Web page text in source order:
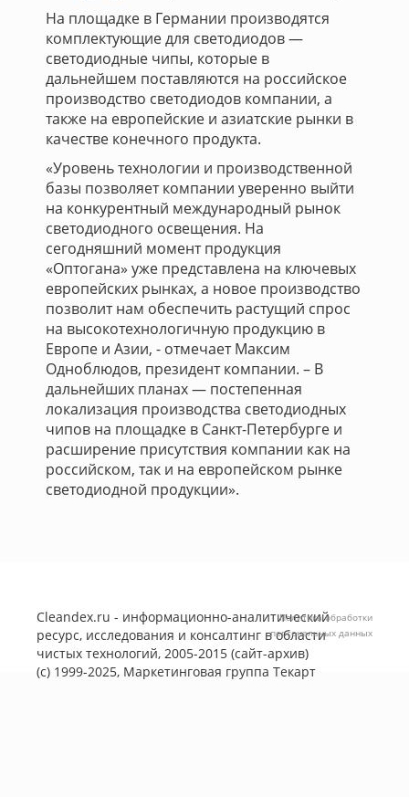
На площадке в Германии производятся
комплектующие для светодиодов —
светодиодные чипы, которые в
дальнейшем поставляются на российское
производство светодиодов компании, а
также на европейские и азиатские рынки в
качестве конечного продукта.
«Уровень технологии и производственной
базы позволяет компании уверенно выйти
на конкурентный международный рынок
светодиодного освещения. На
сегодняшний момент продукция
«Оптогана» уже представлена на ключевых
европейских рынках, а новое производство
позволит нам обеспечить растущий спрос
на высокотехнологичную продукцию в
Европе и Азии, - отмечает Максим
Одноблюдов, президент компании. – В
дальнейших планах — постепенная
локализация производства светодиодных
чипов на площадке в Санкт-Петербурге и
расширение присутствия компании как на
российском, так и на европейском рынке
светодиодной продукции».
Cleandex.ru - информационно-аналитический
ресурс, исследования и консалтинг в области
чистых технологий, 2005-2015 (сайт-архив)
(с) 1999-2025, Маркетинговая группа Текарт
Политика обработки
персональных данных